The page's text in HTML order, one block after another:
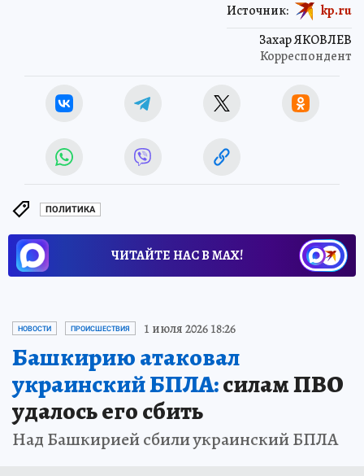
Захар ЯКОВЛЕВ
Корреспондент
Источник: kp.ru
ПОЛИТИКА
ЧИТАЙТЕ НАС В МАХ!
НОВОСТИ ПРОИСШЕСТВИЯ 1 июля 2026 18:26
Башкирию атаковал
украинский БПЛА:силам ПВО
удалось его сбить
Над Башкирией сбили украинский БПЛА